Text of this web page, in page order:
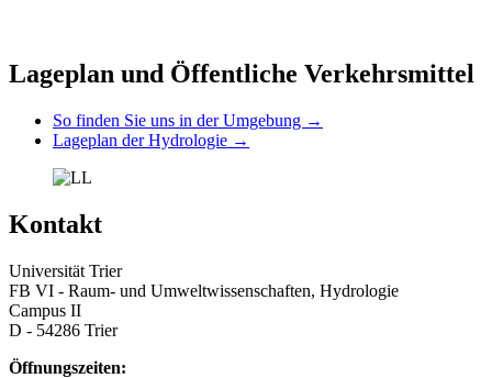
Lageplan und Öffentliche Verkehrsmittel
So finden Sie uns in der Umgebung →
Lageplan der Hydrologie →
Kontakt
Universität Trier
FB VI - Raum- und Umweltwissenschaften, Hydrologie
Campus II
D - 54286 Trier
Öffnungszeiten: